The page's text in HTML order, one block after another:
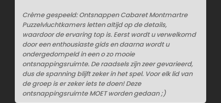
Crème gespeeld: Ontsnappen Cabaret Montmartre
Puzzelvluchtkamers letten altijd op de details,
waardoor de ervaring top is. Eerst wordt u verwelkomd
door een enthousiaste gids en daarna wordt u
ondergedompeld in een o zo mooie
ontsnappingsruimte. De raadsels zijn zeer gevarieerd,
dus de spanning blijft zeker in het spel. Voor elk lid van
de groep is er zeker iets te doen! Deze
ontsnappingsruimte MOET worden gedaan ;)